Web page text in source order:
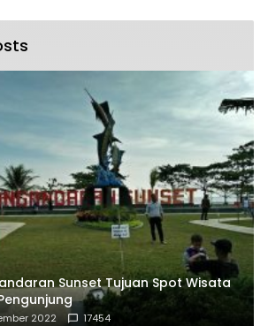
Sunset Tujuan Spot Wisata
2022 17454